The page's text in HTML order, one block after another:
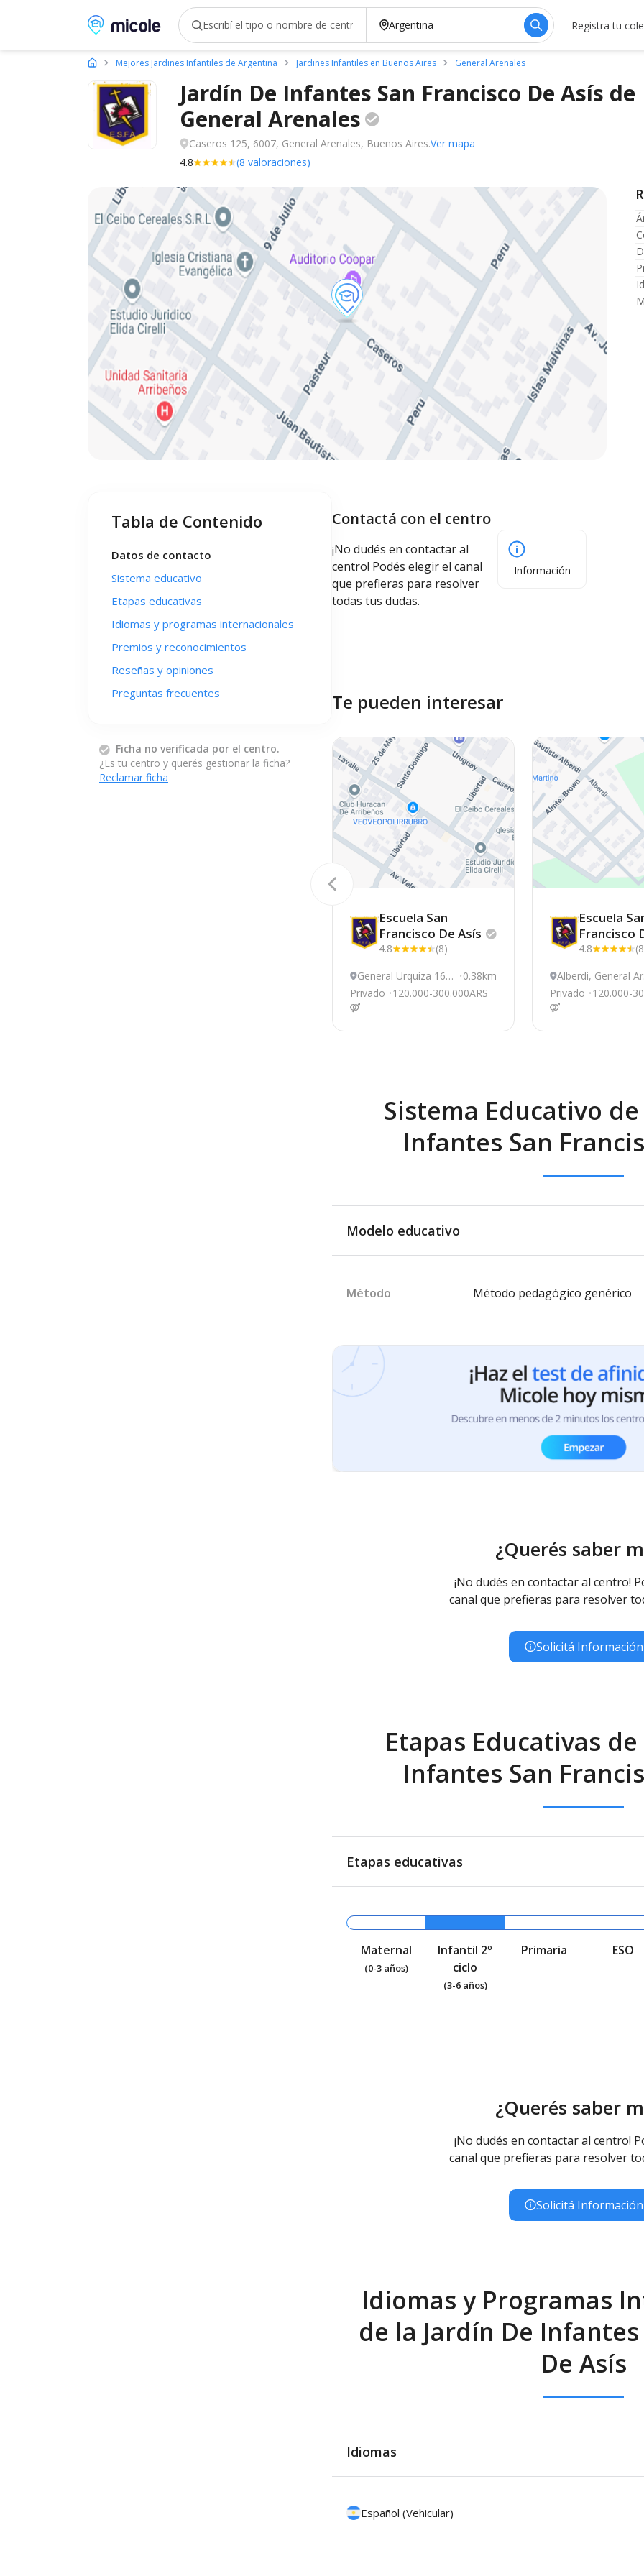
Micole, buscador de colegios Registra tu
Mejores Jardines Infantiles de Argentina Jardines Infantiles en Buenos Aires General Arenales
Jardín De Infantes San Francisco De Asís de
General Arenales
Caseros 125, 6007, General Arenales, Buenos Aires.Ver mapa
4.8
(8 valoraciones)
Tabla de Contenido
Datos de contacto
Sistema educativo
Etapas educativas
Idiomas y programas internacionales
Premios y reconocimientos
Reseñas y opiniones
Preguntas frecuentes
Ficha no verificada por el centro.
¿Es tu centro y querés gestionar la ficha?
Reclamar ficha
Contactá con el centro
¡No dudés en contactar al
centro! Podés elegir el canal
que prefieras para resolver
todas tus dudas.
Información
Te pueden interesar
Escuela San
Francisco De Asís
4.8
(8)
General Urquiza 168,
General Arenales
0.38km
Privado
120.000-300.000ARS
Escuela
Francisco
4.8
Alberdi, General
ales
Privado
120.000-
Sistema Educativo
Infantes San
Modelo educativo
Método Método pedagógico genérico
¿Querés saber
¡No dudés en contactar al centro!
canal que prefieras para resolver
Solicitá Información
Etapas Educativas
Infantes San
Etapas educativas
Maternal
(0-3 años)
Infantil 2º
ciclo
(3-6 años)
Primaria ESO
¿Querés saber
¡No dudés en contactar al centro!
canal que prefieras para resolver
Solicitá Información
Idiomas y Programas
de la Jardín De
De Asís
Idiomas
Español (Vehicular)